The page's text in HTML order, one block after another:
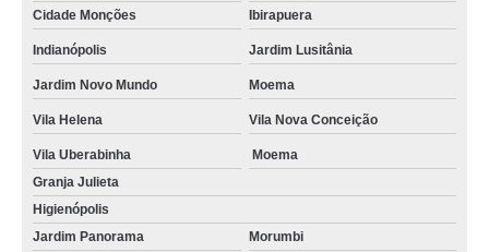
Cidade Monções
Ibirapuera
Indianópolis Jardim Lusitânia
Jardim Novo Mundo Moema
Vila Helena Vila Nova Conceição
Vila Uberabinha
Moema
Granja Julieta
Higienópolis
Jardim Panorama
Morumbi